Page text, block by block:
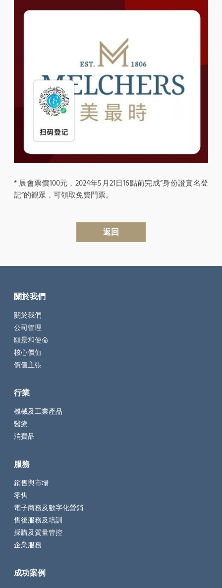
* 展會票價100元，2024年5月21日16點前完成“身份證實名登
記”的觀眾，可領取免費門票。
返回
關於我們
關於我們
公司管理
願景和使命
核心價值
價值主張
行業
機械及工業產品
醫療
消費品
服務
銷售與市場
零售
電子商務及數字化營銷
售後服務及培訓
採購及質量管控
企業服務
成功案例